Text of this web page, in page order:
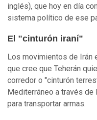
inglés), que hoy en día
sistema político de ese
El "cinturón iraní"
Los movimientos de Irán
que cree que Teherán
corredor o "cinturón
Mediterráneo a través de
para transportar armas.